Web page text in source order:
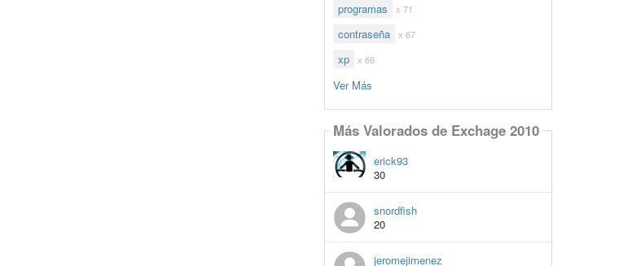
programas x 71
contraseña x 67
xp x 66
Ver Más
Más Valorados de Exchage 2010
erick93
30
snordfish
20
jeromejimenez